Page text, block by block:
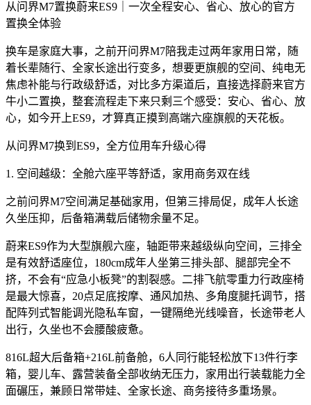
从问界M7置换蔚来ES9｜一次全程安心、省心、放心的官方
置换全体验
换车是家庭大事，之前开问界M7陪我走过两年家用日常，随
着长辈随行、全家长途出行变多，想要更旗舰的空间、纯电无
焦虑补能与行政级舒适，对比多方渠道后，直接选择蔚来官方
牛小二置换，整套流程走下来只剩三个感受：安心、省心、放
心，如今开上ES9，才算真正摸到高端六座旗舰的天花板。
从问界M7换到ES9，全方位用车升级心得
1. 空间越级：全舱六座平等舒适，家用商务双在线
之前问界M7空间满足基础家用，但第三排局促，成年人长途
久坐压抑，后备箱满载后储物余量不足。
蔚来ES9作为大型旗舰六座，轴距带来越级纵向空间，三排全
是有效舒适座位，180cm成年人坐第三排头部、腿部完全不
挤，不会有“应急小板凳”的割裂感。二排飞航零重力行政座椅
是最大惊喜，20点足底按摩、通风加热、多角度腿托调节，搭
配阵列式智能调光隐私车窗，一键隔绝光线噪音，长途带老人
出行，久坐也不会腰酸疲惫。
816L超大后备箱+216L前备舱，6人同行能轻松放下13件行李
箱，婴儿车、露营装备全部收纳无压力，家用出行装载能力全
面碾压，兼顾日常带娃、全家长途、商务接待多重场景。